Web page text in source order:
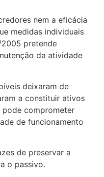
nem a eficácia
medidas individuais
2005 pretende
da atividade
deixaram de
a constituir ativos
pode comprometer
de funcionamento
de preservar a
o passivo.